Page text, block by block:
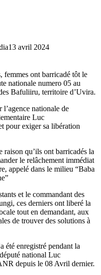
13 avril 2024
femmes ont barricadé tôt le
nationale numero 05 au
Bafuliiru, territoire d’Uvira.
l’agence nationale de
Luc
exiger sa libération
raison qu’ils ont barricadés la
le relâchement immédiat
appelé dans le milieu “Baba
et le commandant des
ces derniers ont liberé la
tout en demandant, aux
de trouver des solutions à
été enregistré pendant la
national Luc
depuis le 08 Avril dernier.